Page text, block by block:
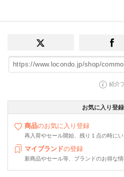
紹介
お気に入り登
商品のお気に入り登録
再入荷やセール開始、残り１点の時に
マイブランドの登録
新商品やセール等、ブランドのお得な